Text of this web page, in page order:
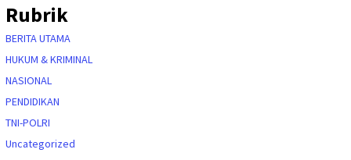
Rubrik
BERITA UTAMA
HUKUM & KRIMINAL
NASIONAL
PENDIDIKAN
TNI-POLRI
Uncategorized